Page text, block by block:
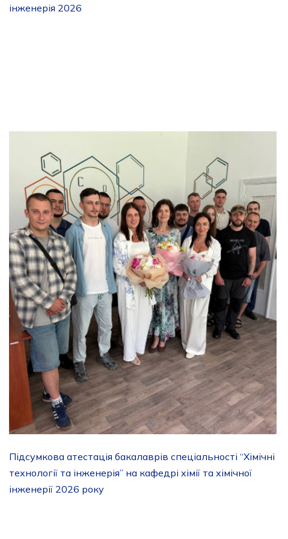
інженерія 2026
Підсумкова атестація бакалаврів спеціальності “Хімічні
технології та інженерія” на кафедрі хімії та хімічної
інженерії 2026 року